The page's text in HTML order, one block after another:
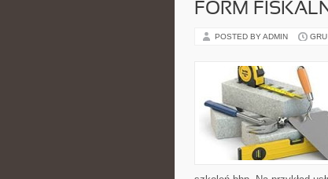
FORM
POSTED BY ADMIN